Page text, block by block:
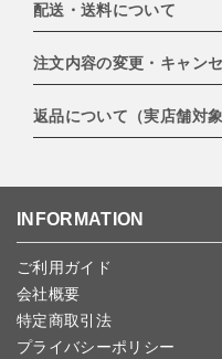
下記お支払い方法よりお選び
・クレジットカード（
EXPRESS,Diners Club）
・PayPay
・NP後払い
配送・送料について
配達業者：日本郵便
北海道：1,400円
沖縄：1,400円
注文内容の変更・キャン
ご注文日当日から翌日の
セルは可能です。
ンセルしていただいた後、
予約商品など一部キャンセ
じめご了承ください。
返品について（実店舗対象
こちらよりご依頼ください。
INFORMATION
ご利用ガイド
会社概要
特定商取引法
プライバシーポリシー